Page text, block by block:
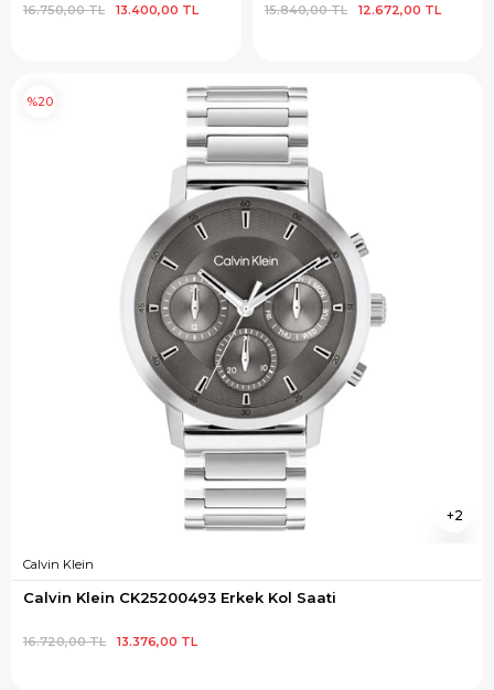
13.400,00 TL
16.750,00 TL 12.672,00 TL
15.840,00 TL
2
Calvin Klein
Calvin Klein CK25200493 Erkek Kol Saati
13.376,00 TL
16.720,00 TL
%20